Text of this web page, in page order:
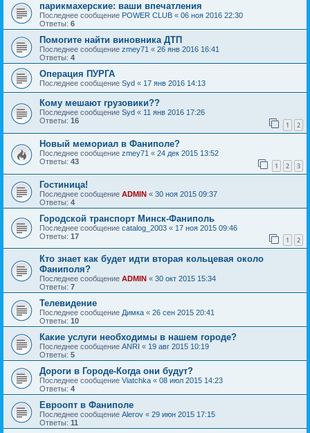
парикмахерские: ваши впечатления
Последнее сообщение POWER CLUB « 06 ноя 2016 22:30
Ответы: 6
Помогите найти виновника ДТП
Последнее сообщение zmey71 « 26 янв 2016 16:41
Ответы: 4
Операция ПУРГА
Последнее сообщение Syd « 17 янв 2016 14:13
Кому мешают грузовики??
Последнее сообщение Syd « 11 янв 2016 17:26
Ответы: 16 1 2
Новый мемориал в Фаниполе?
Последнее сообщение zmey71 « 24 дек 2015 13:52
Ответы: 43 1 2 3
Гостиница!
Последнее сообщение ADMIN « 30 ноя 2015 09:37
Ответы: 4
Городской транспорт Минск-Фаниполь
Последнее сообщение catalog_2003 « 17 ноя 2015 09:46
Ответы: 17 1 2
Кто знает как будет идти вторая кольцевая около
Фаниполя?
Последнее сообщение ADMIN « 30 окт 2015 15:34
Ответы: 7
Телевидение
Последнее сообщение Димка « 26 сен 2015 20:41
Ответы: 10
Какие услуги необходимы в нашем городе?
Последнее сообщение ANRI « 19 авг 2015 10:19
Ответы: 5
Дороги в Городе-Когда они будут?
Последнее сообщение Viatchka « 08 июл 2015 14:23
Ответы: 4
Евроопт в Фаниполе
Последнее сообщение Alerov « 29 июн 2015 17:15
Ответы: 11